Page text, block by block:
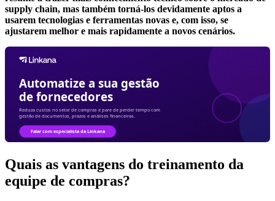
supply chain, mas também torná-los devidamente aptos a
usarem tecnologias e ferramentas novas e, com isso, se
ajustarem melhor e mais rapidamente a novos cenários.
Quais as vantagens do treinamento da
equipe de compras?